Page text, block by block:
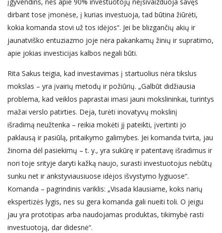
dirbant tose įmonėse, į kurias investuoja, tad būtina žiūrėti,
kokia komanda stovi už tos idėjos“. Jei be blizgančių akių ir
jaunatviško entuziazmo joje nėra pakankamų žinių ir supratimo,
apie jokias investicijas kalbos negali būti.
Rita Sakus teigia, kad investavimas į startuolius nėra tikslus
mokslas – yra įvairių metodų ir požiūrių. „Galbūt didžiausia
problema, kad veiklos paprastai imasi jauni mokslininkai, turintys
mažai verslo patirties. Deja, turėti inovatyvų mokslinį
išradimą neužtenka – reikia mokėti jį pateikti, įvertinti jo
paklausą ir pasiūlą, pritaikymo galimybes. Jei komanda tvirta, jau
žinoma dėl pasiekimų – t. y., yra sukūrę ir patentavę išradimus ir
nori toje srityje daryti kažką naujo, surasti investuotojus nebūtų
sunku net ir ankstyviausiuose idėjos išvystymo lygiuose“.
Komanda – pagrindinis variklis: „Visada klausiame, koks narių
ekspertizės lygis, nes su gera komanda gali nueiti toli. O jeigu
jau yra prototipas arba naudojamas produktas, tikimybė rasti
investuotoją, dar didesnė“.